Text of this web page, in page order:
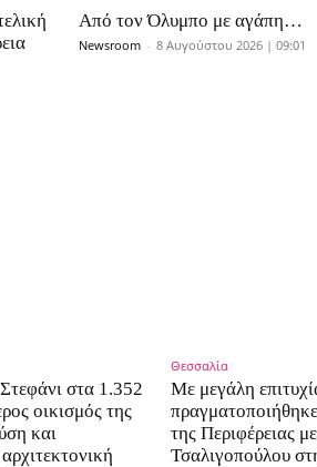
Από τον Όλυμπο με αγάπη…
Newsroom - 8 Αυγούστου 2026 | 09:01
στα 1.352
οικισμός της
και
Θεσσαλία
Με μεγάλη
της Περιφέρειας
Τσαλιγοπούλου